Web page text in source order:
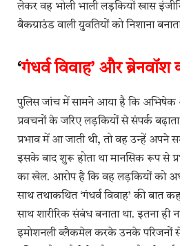
लेकर वह भोली भाली लड़कियों खास
बैकग्राउंड वाली युवतियों को निशाना
‘गंधर्व विवाह’ और
पुलिस जांच में सामने आया है कि
प्रवचनों के जरिए लड़कियों से संपर्क
प्रभाव में आ जाती थी, तो वह उन्हें अपने
इसके बाद शुरू होता था मानसिक रूप से
का खेल. आरोप है कि वह लड़कियों को
साथ तथाकथित ‘गंधर्व विवाह’ की बात
साथ शारीरिक संबंध बनाता था. इतना ही
इमोशनली ब्लैकमेल करके उनके परिजनों से